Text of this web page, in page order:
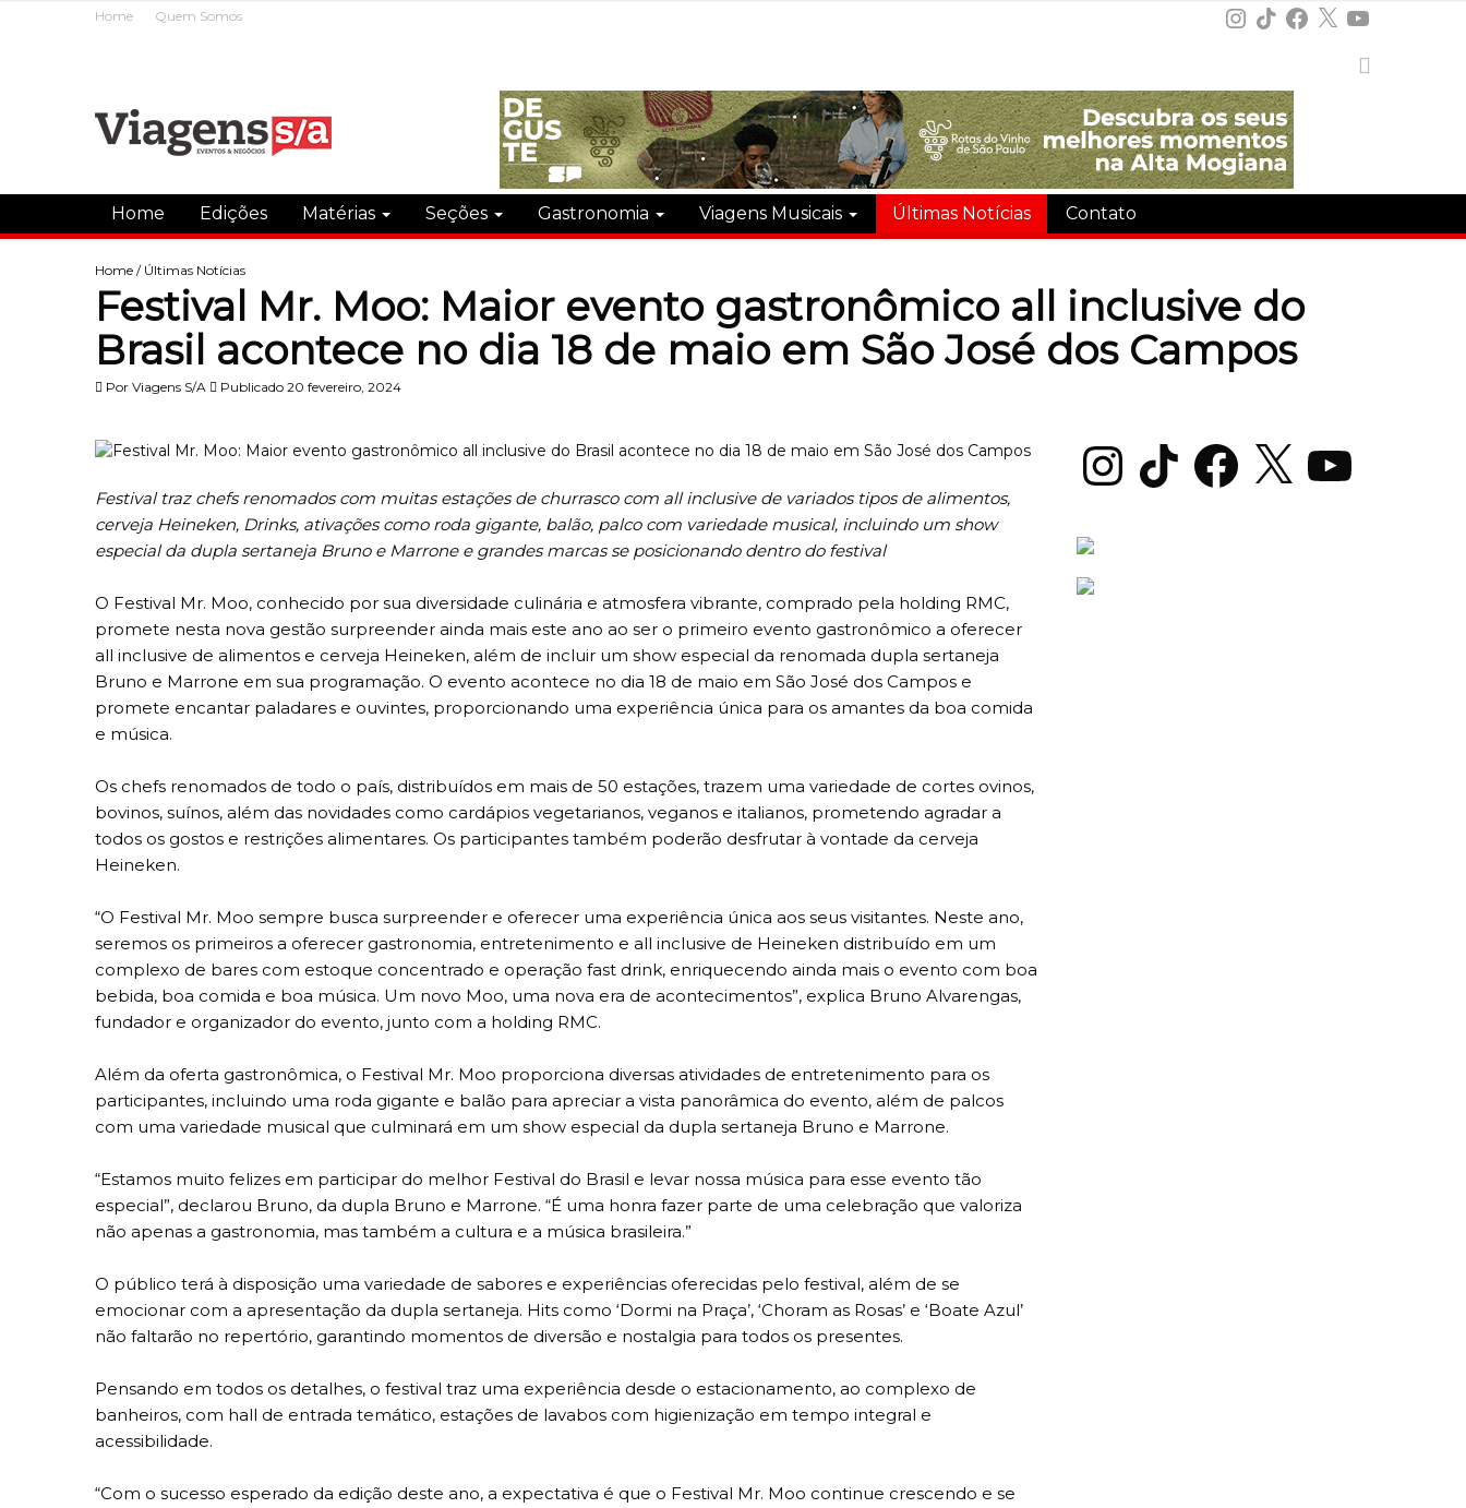
Home Quem Somos Instagram
TikTokFacebook
X YouTube
Home Edições Matérias Seções Gastronomia Viagens Musicais Últimas Notícias Contato
Home / Últimas Notícias
Festival Mr. Moo: Maior evento gastronômico all inclusive do
Brasil acontece no dia 18 de maio em São José dos Campos
Por Viagens S/A Publicado 20 fevereiro, 2024
Festival traz chefs renomados com muitas estações de churrasco com all inclusive de variados tipos de alimentos,
cerveja Heineken, Drinks, ativações como roda gigante, balão, palco com variedade musical, incluindo um show
especial da dupla sertaneja Bruno e Marrone e grandes marcas se posicionando dentro do festival
O Festival Mr. Moo, conhecido por sua diversidade culinária e atmosfera vibrante, comprado pela holding RMC,
promete nesta nova gestão surpreender ainda mais este ano ao ser o primeiro evento gastronômico a oferecer
all inclusive de alimentos e cerveja Heineken, além de incluir um show especial da renomada dupla sertaneja
Bruno e Marrone em sua programação. O evento acontece no dia 18 de maio em São José dos Campos e
promete encantar paladares e ouvintes, proporcionando uma experiência única para os amantes da boa comida
e música.
Os chefs renomados de todo o país, distribuídos em mais de 50 estações, trazem uma variedade de cortes ovinos,
bovinos, suínos, além das novidades como cardápios vegetarianos, veganos e italianos, prometendo agradar a
todos os gostos e restrições alimentares. Os participantes também poderão desfrutar à vontade da cerveja
Heineken.
“O Festival Mr. Moo sempre busca surpreender e oferecer uma experiência única aos seus visitantes. Neste ano,
seremos os primeiros a oferecer gastronomia, entretenimento e all inclusive de Heineken distribuído em um
complexo de bares com estoque concentrado e operação fast drink, enriquecendo ainda mais o evento com boa
bebida, boa comida e boa música. Um novo Moo, uma nova era de acontecimentos”, explica Bruno Alvarengas,
fundador e organizador do evento, junto com a holding RMC.
Além da oferta gastronômica, o Festival Mr. Moo proporciona diversas atividades de entretenimento para os
participantes, incluindo uma roda gigante e balão para apreciar a vista panorâmica do evento, além de palcos
com uma variedade musical que culminará em um show especial da dupla sertaneja Bruno e Marrone.
“Estamos muito felizes em participar do melhor Festival do Brasil e levar nossa música para esse evento tão
especial”, declarou Bruno, da dupla Bruno e Marrone. “É uma honra fazer parte de uma celebração que valoriza
não apenas a gastronomia, mas também a cultura e a música brasileira.”
O público terá à disposição uma variedade de sabores e experiências oferecidas pelo festival, além de se
emocionar com a apresentação da dupla sertaneja. Hits como ‘Dormi na Praça’, ‘Choram as Rosas’ e ‘Boate Azul’
não faltarão no repertório, garantindo momentos de diversão e nostalgia para todos os presentes.
Pensando em todos os detalhes, o festival traz uma experiência desde o estacionamento, ao complexo de
banheiros, com hall de entrada temático, estações de lavabos com higienização em tempo integral e
acessibilidade.
“Com o sucesso esperado da edição deste ano, a expectativa é que o Festival Mr. Moo continue crescendo e se
InstagramTikTok Facebook
X YouTube